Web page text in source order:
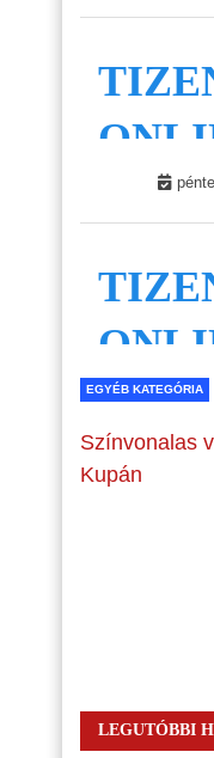
EGYÉB KATEGÓRIA
Színvonalas
Kupán
LEGUTÓBBI